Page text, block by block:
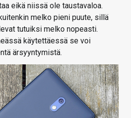
eikä niissä ole taustavaloa.
melko pieni puute, sillä
tutuiksi melko nopeasti.
käytettäessä se voi
ärsyyntymistä.